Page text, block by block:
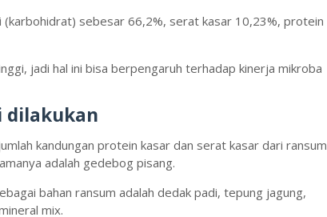
sebesar 66,2%, serat kasar 10,23%, protein
jadi hal ini bisa berpengaruh terhadap kinerja mikroba
dilakukan
kandungan protein kasar dan serat kasar dari ransum
adalah gedebog pisang.
bahan ransum adalah dedak padi, tepung jagung,
mix.